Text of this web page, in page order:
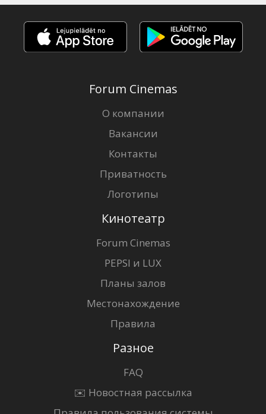
Forum Cinemas
О компании
Вакансии
Контакты
Приватность
Логотипы
Кинотеатр
Forum Cinemas
PEPSI и LUX
Планы залов
Местонахождение
Правила
Разное
FAQ
✉️ Новостная рассылка